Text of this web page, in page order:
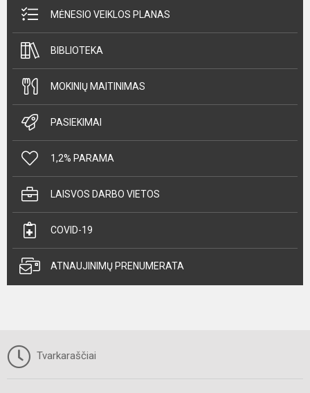
MĖNESIO VEIKLOS PLANAS
BIBLIOTEKA
MOKINIŲ MAITINIMAS
PASIEKIMAI
1,2% PARAMA
LAISVOS DARBO VIETOS
COVID-19
ATNAUJINIMŲ PRENUMERATA
Tvarkaraščiai